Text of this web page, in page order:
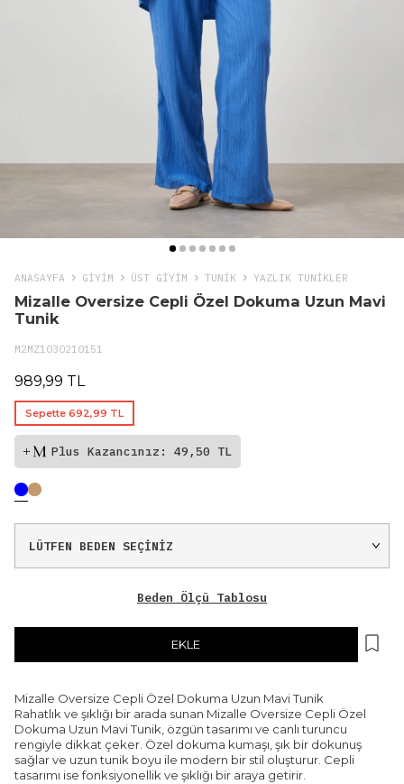
ANASAYFA GIYIM ÜST GİYİM TUNIK YAZLIK TUNIKLER
Mizalle Oversize Cepli Özel Dokuma Uzun Mavi
Tunik
M2MZ1030210151
989,99 TL
Sepette 692,99 TL
Plus Kazancınız: 49,50 TL
Beden Ölçü Tablosu
EKLE
Mizalle Oversize Cepli Özel Dokuma Uzun Mavi Tunik
Rahatlık ve şıklığı bir arada sunan Mizalle Oversize Cepli Özel
Dokuma Uzun Mavi Tunik, özgün tasarımı ve canlı turuncu
rengiyle dikkat çeker. Özel dokuma kumaşı, şık bir dokunuş
sağlar ve uzun tunik boyu ile modern bir stil oluşturur. Cepli
tasarımı ise fonksiyonellik ve şıklığı bir araya getirir.